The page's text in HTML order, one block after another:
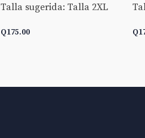
Talla sugerida: Talla 2XL
Q175.00 Q